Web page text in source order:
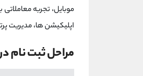
موبایل، تجربه
اپلیکیشن ‌ها، مدیریت
مراحل ثبت نام